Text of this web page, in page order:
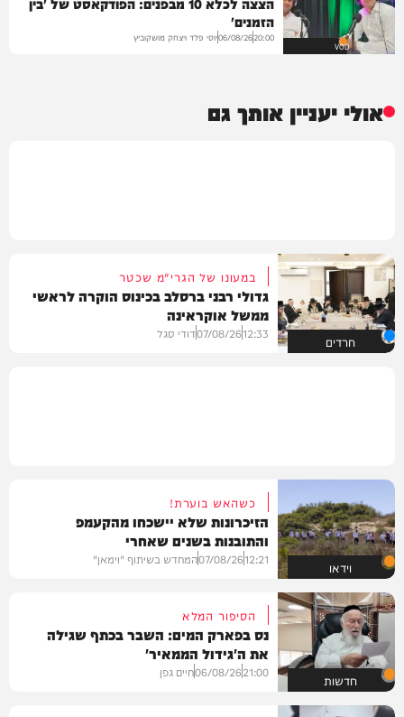
VOD
הזמנים'
20:00
06/08/26יוסי פלד ויצחק מושקוביץ
אולי יעניין אותך גם
חרדים
במעונו של הגרי"מ שכטר
גדולי רבני ברסלב בכינוס הוקרה לראשי
ממשל אוקראינה
12:33
07/08/26דודי סגל
וידאו
כשהאש בוערת!
הזיכרונות שלא יישכחו מהקעמפ
והתובנות בשנים שאחרי
12:21
07/08/26המחדש בשיתוף "וימאן"
חדשות
הסיפור המלא
נס בפארק המים: השבר בכתף שגילה
את ה'גידול הממאיר'
21:00
06/08/26חיים גפן